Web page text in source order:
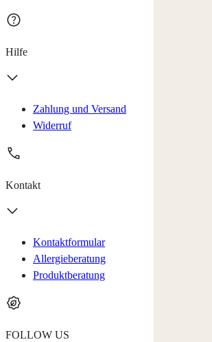
Hilfe
Zahlung und Versand
Widerruf
Kontakt
Kontaktformular
Allergieberatung
Produktberatung
FOLLOW US